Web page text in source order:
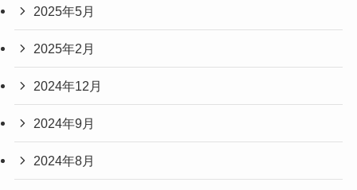
2025年5月
2025年2月
2024年12月
2024年9月
2024年8月